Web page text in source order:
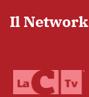
Il Network